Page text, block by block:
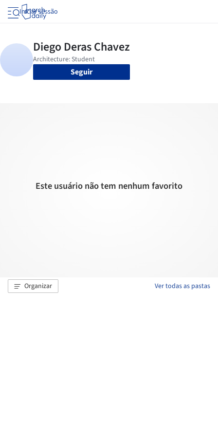
Iniciar sessão
Seguir
Este usuário não tem nenhum favorito
Organizar Ver todas as pastas